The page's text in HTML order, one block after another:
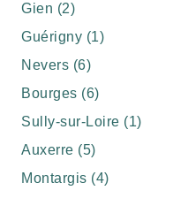
Gien (2)
Guérigny (1)
Nevers (6)
Bourges (6)
Sully-sur-Loire (1)
Auxerre (5)
Montargis (4)